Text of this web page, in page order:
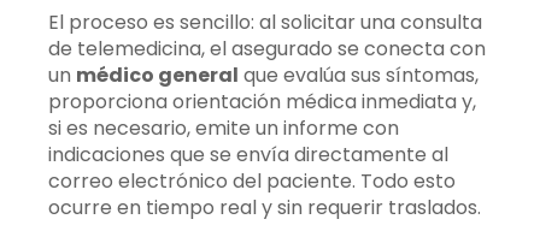
El proceso es sencillo: al solicitar una consulta
de telemedicina, el asegurado se conecta con
un médico general que evalúa sus síntomas,
proporciona orientación médica inmediata y,
si es necesario, emite un informe con
indicaciones que se envía directamente al
correo electrónico del paciente. Todo esto
ocurre en tiempo real y sin requerir traslados.